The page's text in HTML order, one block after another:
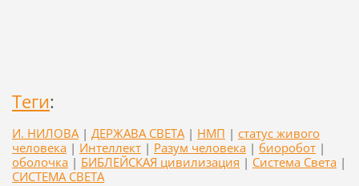
Теги:
И. НИЛОВА | ДЕРЖАВА СВЕТА | НМП | статус живого
человека | Интеллект | Разум человека | биоробот |
оболочка | БИБЛЕЙСКАЯ цивилизация | Система Света |
СИСТЕМА СВЕТА